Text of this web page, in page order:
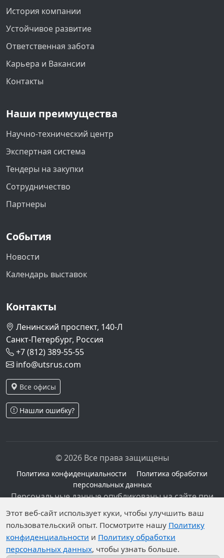
История компании
Устойчивое развитие
Ответственная забота
Карьера и Вакансии
Контакты
Наши преимущества
Научно-технический центр
Экспертная система
Тендеры на закупки
Сотрудничество
Партнеры
События
Новости
Календарь выставок
Контакты
Ленинский проспект, 140-Л
Санкт-Петербург, Россия
+7 (812) 389-55-55
info@utsrus.com
Все офисы
Нашли ошибку?
© 2026 Все права защищены
Политика конфиденциальности
Политика обработки
персональных данных
Персональные данные опубликованы на сайте при
наличии правовых оснований в соответствии с ч.1
ст.6 и ст.10.1 152-ФЗ. Субъектами установлены
запреты на обработку неограниченных кругом лиц
опубликованных персональных данных.
Этот веб-сайт использует куки, чтобы улучшить ваш
пользовательский опыт. Посмотрите нашу Политику
конфиденциальности и Политику обработки
персональных данных, чтобы узнать больше.